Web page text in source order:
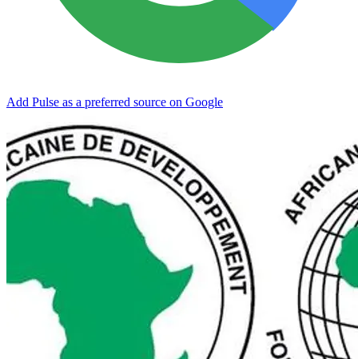
Add Pulse as a preferred source on Google